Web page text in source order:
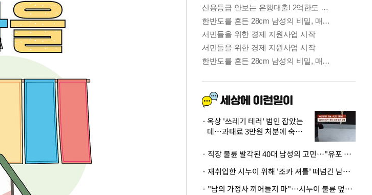
옥상 '쓰레기 테러' 범인 잡았는
데…과태료 3만원 처분에 숙박업
· 직장 불륜 발각된 40대 남성의 고민…"유포 동료 명예훼손·협박죄 고소 가능할까"
· 재취업한 시누이 위해 '조카 셔틀' 떠넘긴 남편…아내 "난 못한다"
· "남의 가정사 끼어들지 마"…시누이 불륜 덮으려는 남편에 억울한 아내